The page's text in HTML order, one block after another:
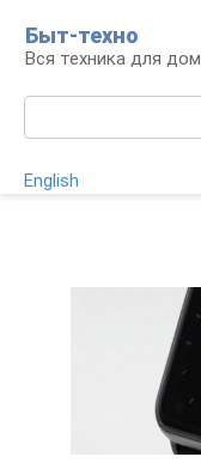
контенту
Быт-техно
Вся техника для
English